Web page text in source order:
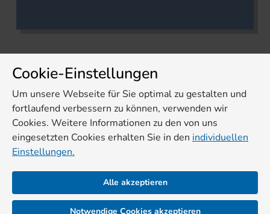
Cookie-Einstellungen
Um unsere Webseite für Sie optimal zu gestalten und
fortlaufend verbessern zu können, verwenden wir
Cookies. Weitere Informationen zu den von uns
eingesetzten Cookies erhalten Sie in den individuellen
Einstellungen.
Alle akzeptieren
Notwendige Cookies akzeptieren